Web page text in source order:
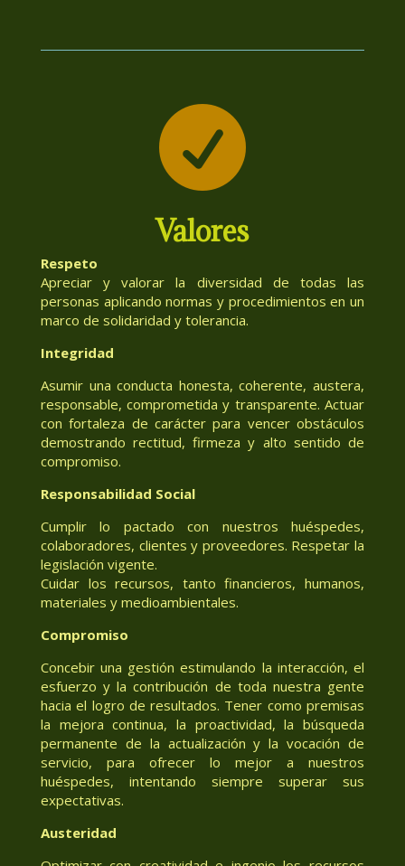

Valores
Respeto
Apreciar y valorar la diversidad de todas las
personas aplicando normas y procedimientos en un
marco de solidaridad y tolerancia.
Integridad
Asumir una conducta honesta, coherente, austera,
responsable, comprometida y transparente. Actuar
con fortaleza de carácter para vencer obstáculos
demostrando rectitud, firmeza y alto sentido de
compromiso.
Responsabilidad Social
Cumplir lo pactado con nuestros huéspedes,
colaboradores, clientes y proveedores. Respetar la
legislación vigente.
Cuidar los recursos, tanto financieros, humanos,
materiales y medioambientales.
Compromiso
Concebir una gestión estimulando la interacción, el
esfuerzo y la contribución de toda nuestra gente
hacia el logro de resultados. Tener como premisas
la mejora continua, la proactividad, la búsqueda
permanente de la actualización y la vocación de
servicio, para ofrecer lo mejor a nuestros
huéspedes, intentando siempre superar sus
expectativas.
Austeridad